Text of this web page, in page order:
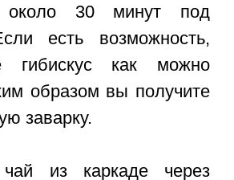
около 30 минут под
есть возможность,
гибискус как можно
образом вы получите
заварку.
из каркаде через